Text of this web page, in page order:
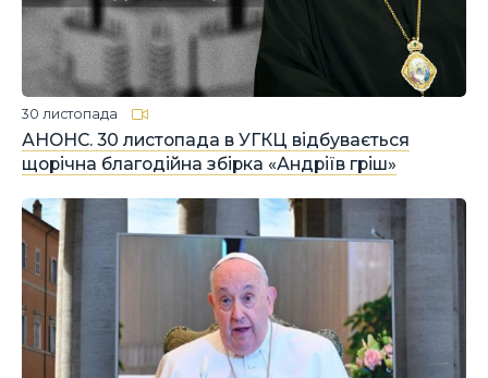
АНОНС. 30 листопада в УГКЦ відбувається
щорічна благодійна збірка «Андріїв гріш»
30 листопада